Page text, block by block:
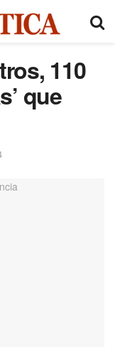
110
que